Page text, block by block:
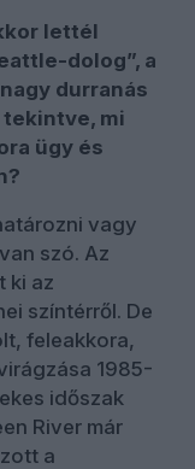
lettél
dolog”, a
durranás
tekintve, mi
ügy és
vagy
szó. Az
ki az
színtérről. De
feleakkora,
1985-
időszak
River már
a